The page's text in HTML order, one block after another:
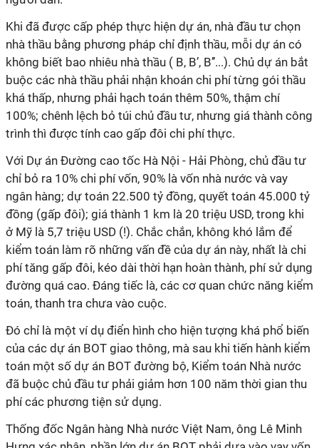
Khi đã được cấp phép thực hiện dự án, nhà đầu tư chọn
nhà thầu bằng phương pháp chỉ định thầu, mỗi dự án có
không biết bao nhiêu nhà thầu ( B, B’, B’’...). Chủ dự án bắt
buộc các nhà thầu phải nhận khoán chi phí từng gói thầu
khá thấp, nhưng phải hạch toán thêm 50%, thậm chí
100%; chênh lệch bỏ túi chủ đầu tư, nhưng giá thành công
trình thì được tính cao gấp đôi chi phí thực.
Với Dự án Đường cao tốc Hà Nội - Hải Phòng, chủ đầu tư
chỉ bỏ ra 10% chi phí vốn, 90% là vốn nhà nước và vay
ngân hàng; dự toán 22.500 tỷ đồng, quyết toán 45.000 tỷ
đồng (gấp đôi); giá thành 1 km là 20 triệu USD, trong khi
ở Mỹ là 5,7 triệu USD (!). Chắc chắn, không khó lắm để
kiểm toán làm rõ những vấn đề của dự án này, nhất là chi
phí tăng gấp đôi, kéo dài thời hạn hoàn thành, phí sử dụng
đường quá cao. Đáng tiếc là, các cơ quan chức năng kiểm
toán, thanh tra chưa vào cuộc.
Đó chỉ là một ví dụ điển hình cho hiện tượng khá phổ biến
của các dự án BOT giao thông, mà sau khi tiến hành kiểm
toán một số dự án BOT đường bộ, Kiểm toán Nhà nước
đã buộc chủ đầu tư phải giảm hơn 100 năm thời gian thu
phí các phương tiện sử dụng.
Thống đốc Ngân hàng Nhà nước Việt Nam, ông Lê Minh